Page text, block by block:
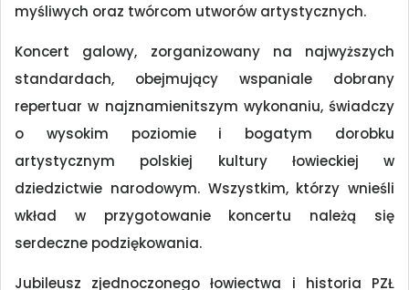
myśliwych oraz twórcom utworów artystycznych.
Koncert galowy, zorganizowany na najwyższych
standardach, obejmujący wspaniale dobrany
repertuar w najznamienitszym wykonaniu, świadczy
o wysokim poziomie i bogatym dorobku
artystycznym polskiej kultury łowieckiej w
dziedzictwie narodowym. Wszystkim, którzy wnieśli
wkład w przygotowanie koncertu należą się
serdeczne podziękowania.
Jubileusz zjednoczonego łowiectwa i historia PZŁ